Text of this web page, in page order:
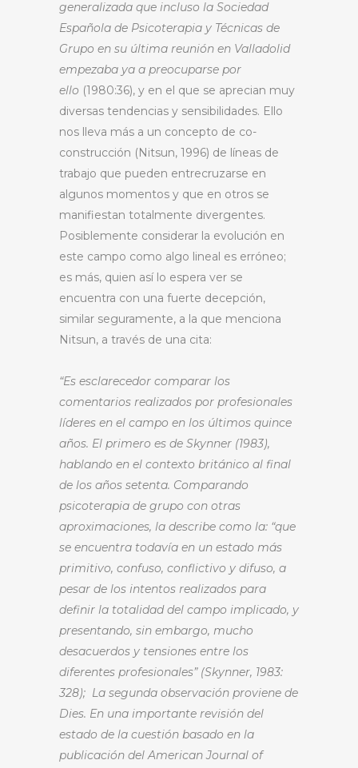
generalizada que incluso la Sociedad
Española de Psicoterapia y Técnicas de
Grupo en su última reunión en Valladolid
empezaba ya a preocuparse por
ello (1980:36), y en el que se aprecian muy
diversas tendencias y sensibilidades. Ello
nos lleva más a un concepto de co-
construcción (Nitsun, 1996) de líneas de
trabajo que pueden entrecruzarse en
algunos momentos y que en otros se
manifiestan totalmente divergentes.
Posiblemente considerar la evolución en
este campo como algo lineal es erróneo;
es más, quien así lo espera ver se
encuentra con una fuerte decepción,
similar seguramente, a la que menciona
Nitsun, a través de una cita:
“Es esclarecedor comparar los
comentarios realizados por profesionales
líderes en el campo en los últimos quince
años. El primero es de Skynner (1983),
hablando en el contexto británico al final
de los años setenta. Comparando
psicoterapia de grupo con otras
aproximaciones, la describe como la: “que
se encuentra todavía en un estado más
primitivo, confuso, conflictivo y difuso, a
pesar de los intentos realizados para
definir la totalidad del campo implicado, y
presentando, sin embargo, mucho
desacuerdos y tensiones entre los
diferentes profesionales” (Skynner, 1983:
328); La segunda observación proviene de
Dies. En una importante revisión del
estado de la cuestión basado en la
publicación del American Journal of